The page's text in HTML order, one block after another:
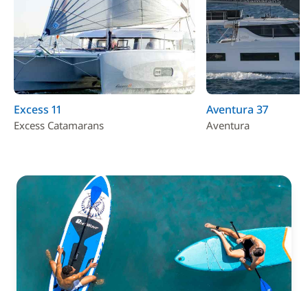
Excess 11
Excess Catamarans
Aventura 37
Aventura